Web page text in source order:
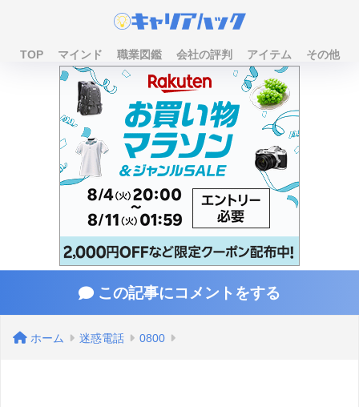
TOP マインド 職業図鑑 会社の評判 アイテム その他
この記事にコメントをする
ホーム 迷惑電話 0800